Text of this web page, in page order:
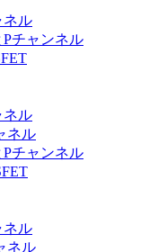
ネル
チャンネル
ネル
ネル
チャンネル
ネル
ネル